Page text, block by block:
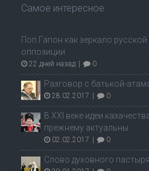
Самое интересное
Поп Гапон как зеркало русской
оппозиции
22 дней назад 0
Разговор с батькой-
28.02.2017 0
В ХХI веке идеи
прежнему актуальны
02.02.2017 0
Слово духовного пастыря